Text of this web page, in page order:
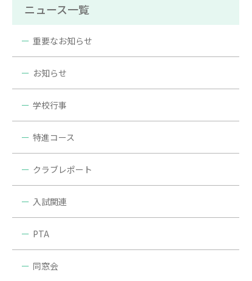
ニュース一覧
重要なお知らせ
お知らせ
学校行事
特進コース
クラブレポート
入試関連
PTA
同窓会